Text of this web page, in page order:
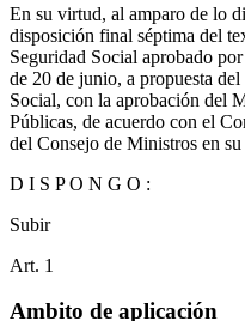
En su virtud, al amparo de lo
disposición final séptima del
Seguridad Social aprobado
de 20 de junio, a propuesta
Social, con la aprobación del
Públicas, de acuerdo con el
del Consejo de Ministros en
D I S P O N G O :
Subir
Art. 1
Ambito de aplicación